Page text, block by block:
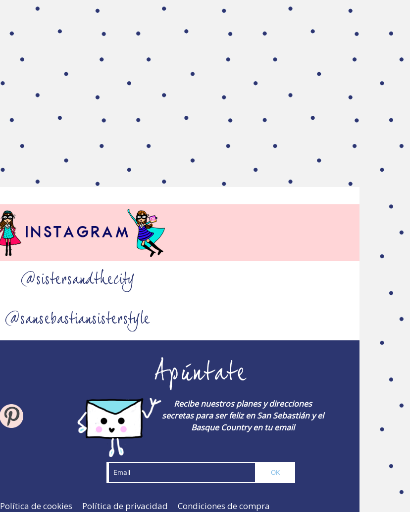
@sistersandthecity
@sansebastiansisterstyle
Apúntate
Recibe nuestros planes y direcciones
secretas para ser feliz en San Sebastián y el
Basque Country en tu email
Política de cookies Política de privacidad Condiciones de compra